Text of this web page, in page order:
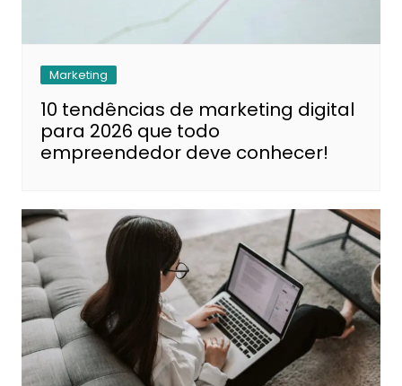
Marketing
10 tendências de marketing digital
para 2026 que todo
empreendedor deve conhecer!